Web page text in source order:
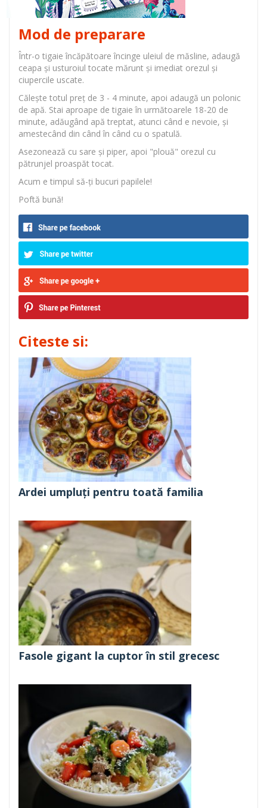
Mod de preparare
Într-o tigaie încăpătoare încinge uleiul de măsline, adaugă
ceapa și usturoiul tocate mărunt și imediat orezul și
ciupercile uscate.
Călește totul preț de 3 - 4 minute, apoi adaugă un polonic
de apă. Stai aproape de tigaie în următoarele 18-20 de
minute, adăugând apă treptat, atunci când e nevoie, și
amestecând din când în când cu o spatulă.
Asezonează cu sare și piper, apoi "plouă" orezul cu
pătrunjel proaspăt tocat.
Acum e timpul să-ți bucuri papilele!
Poftă bună!
Citeste si:
Ardei umpluți pentru toată familia
Fasole gigant la cuptor în stil grecesc